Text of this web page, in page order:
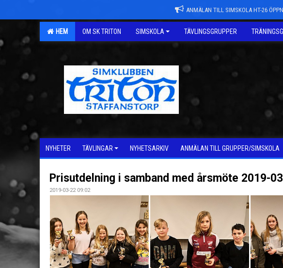
ANMÄLAN TILL SIMSKOLA HT-26
HEM OM SK TRITON SIMSKOLA TÄVLINGSGRUPPER
NYHETER TÄVLINGAR NYHETSARKIV ANMÄLAN TILL GRUPPER/SIMSKOLA
Prisutdelning i samband med årsmöte 2019-
2019-03-22 09:02